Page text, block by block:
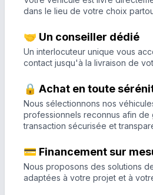
dans le lieu de votre choix
🤝 Un conseiller dédié
Un interlocuteur unique vous
contact jusqu'à la livraison de
🔒 Achat en toute
Nous sélectionnons nos
professionnels reconnus afin de
transaction sécurisée et
💳 Financement sur
Nous proposons des solutions
adaptées à votre projet et à